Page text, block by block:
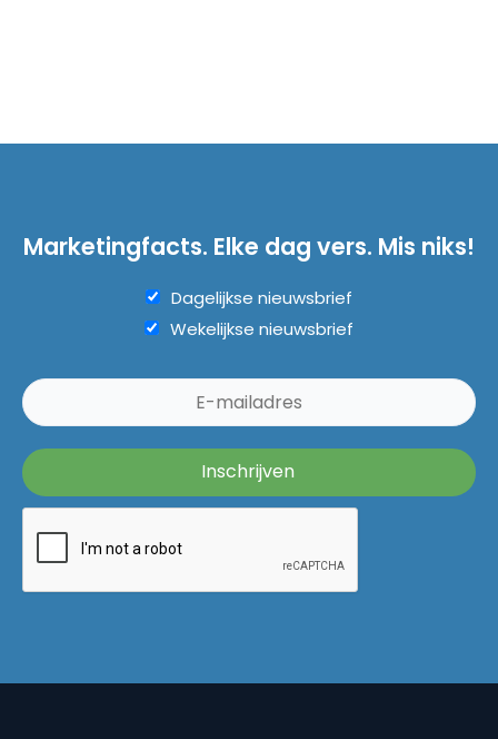
Marketingfacts. Elke dag vers. Mis niks!
Dagelijkse nieuwsbrief
Wekelijkse nieuwsbrief